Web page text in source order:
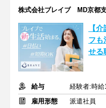
株式会社ブレイブ MD京都
【
フも
せる
給与
経験者:時
雇用形態
派遣社員